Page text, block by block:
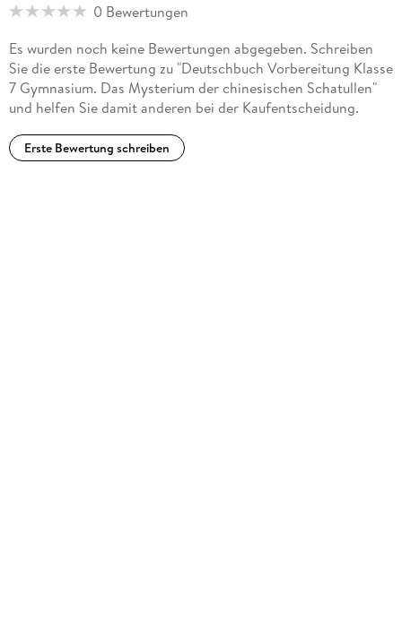
0 Bewertungen
Es wurden noch keine Bewertungen abgegeben. Schreiben
Sie die erste Bewertung zu "Deutschbuch Vorbereitung Klasse
7 Gymnasium. Das Mysterium der chinesischen Schatullen"
und helfen Sie damit anderen bei der Kaufentscheidung.
Erste Bewertung schreiben